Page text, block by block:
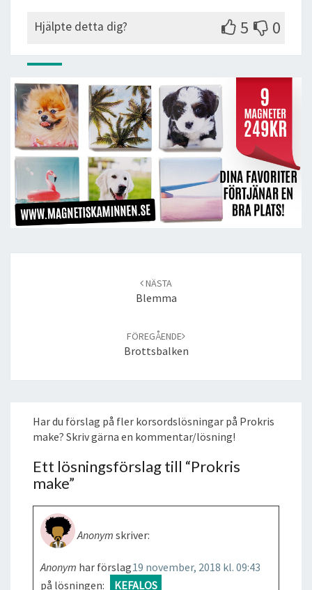
Hjälpte detta dig? 5 0
NÄSTA
Blemma
FÖREGÅENDE
Brottsbalken
Har du förslag på fler korsordslösningar på Prokris
make? Skriv gärna en kommentar/lösning!
Ett lösningsförslag till “Prokris
make”
Anonym skriver:
19 november, 2018 kl. 09:43
Anonym har förslag
på lösningen:
KEFALOS